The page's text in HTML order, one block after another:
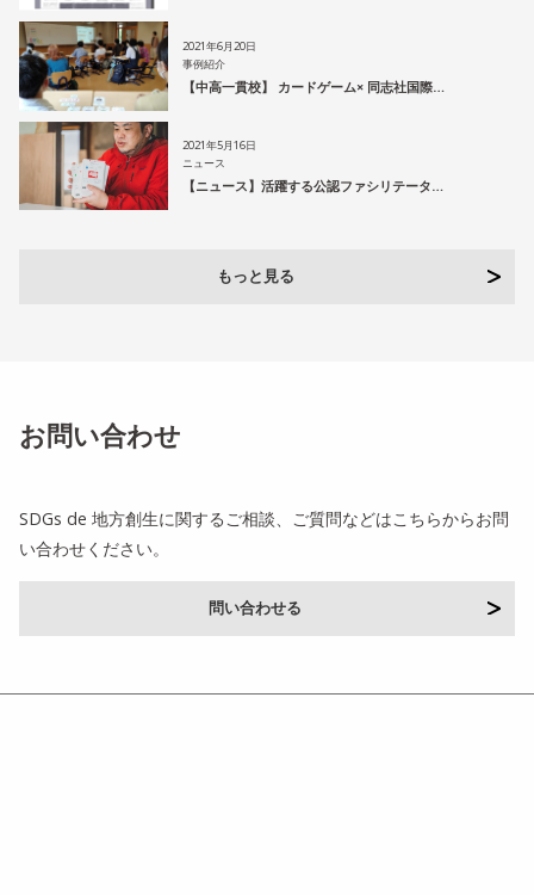
2021年6月20日
事例紹介
【中高一貫校】 カードゲーム× 同志社国際…
2021年5月16日
ニュース
【ニュース】活躍する公認ファシリテータ…
もっと見る
お問い合わせ
SDGs de 地方創生に関するご相談、ご質問などはこちらからお問
い合わせください。
問い合わせる